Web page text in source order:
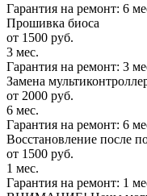
Гарантия на ремонт: 6
Прошивка биоса
от 1500 руб.
3 мес.
Гарантия на ремонт: 3
Замена
от 2000 руб.
6 мес.
Гарантия на ремонт: 6
Восстановление после
от 1500 руб.
1 мес.
Гарантия на ремонт: 1